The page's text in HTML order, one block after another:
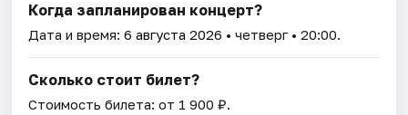
Когда запланирован концерт?
Дата и время:6 августа 2026 • четверг • 20:00.
Сколько стоит билет?
Стоимость билета: от 1 900 ₽.